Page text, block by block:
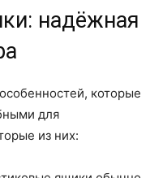
надёжная
которые
для
из них: